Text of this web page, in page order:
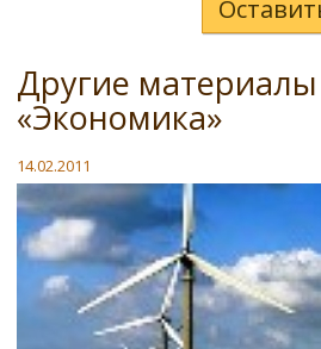
Другие
«Экономика»
14.02.2011